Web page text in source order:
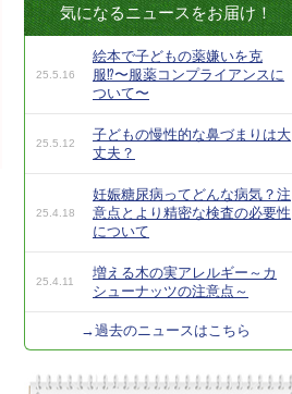
気になるニュースをお届け！
25.5.16
絵本で子どもの薬嫌いを克
服⁉︎〜服薬コンプライアンスに
ついて〜
25.5.12
子どもの慢性的な鼻づまりは大
丈夫？
25.4.18
妊娠糖尿病ってどんな病気？注
意点とより精密な検査の必要性
について
25.4.11
増える木の実アレルギー～カ
シューナッツの注意点～
→過去のニュースはこちら